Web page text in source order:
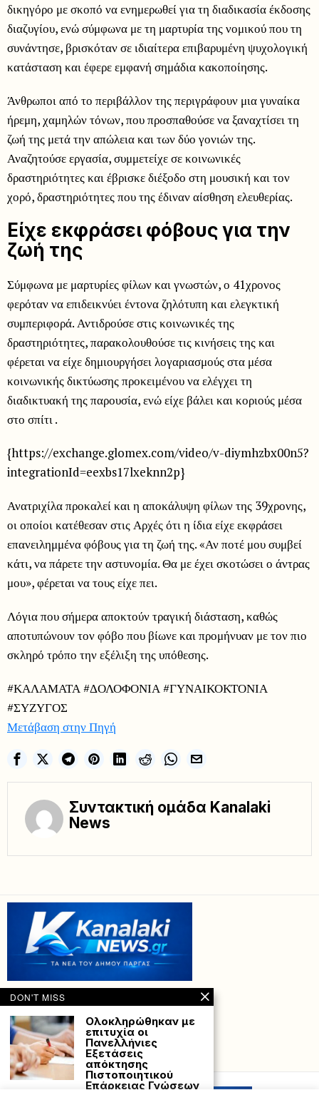
δικηγόρο με σκοπό να ενημερωθεί για τη διαδικασία έκδοσης
διαζυγίου, ενώ σύμφωνα με τη μαρτυρία της νομικού που τη
συνάντησε, βρισκόταν σε ιδιαίτερα επιβαρυμένη ψυχολογική
κατάσταση και έφερε εμφανή σημάδια κακοποίησης.
Άνθρωποι από το περιβάλλον της περιγράφουν μια γυναίκα
ήρεμη, χαμηλών τόνων, που προσπαθούσε να ξαναχτίσει τη
ζωή της μετά την απώλεια και των δύο γονιών της.
Αναζητούσε εργασία, συμμετείχε σε κοινωνικές
δραστηριότητες και έβρισκε διέξοδο στη μουσική και τον
χορό, δραστηριότητες που της έδιναν αίσθηση ελευθερίας.
Είχε εκφράσει φόβους για την
ζωή της
Σύμφωνα με μαρτυρίες φίλων και γνωστών, ο 41χρονος
φερόταν να επιδεικνύει έντονα ζηλότυπη και ελεγκτική
συμπεριφορά. Αντιδρούσε στις κοινωνικές της
δραστηριότητες, παρακολουθούσε τις κινήσεις της και
φέρεται να είχε δημιουργήσει λογαριασμούς στα μέσα
κοινωνικής δικτύωσης προκειμένου να ελέγχει τη
διαδικτυακή της παρουσία, ενώ είχε βάλει και κοριούς μέσα
στο σπίτι .
{https://exchange.glomex.com/video/v-diymhzbx00n5?
integrationId=eexbs17lxeknn2p}
Ανατριχίλα προκαλεί και η αποκάλυψη φίλων της 39χρονης,
οι οποίοι κατέθεσαν στις Αρχές ότι η ίδια είχε εκφράσει
επανειλημμένα φόβους για τη ζωή της. «Αν ποτέ μου συμβεί
κάτι, να πάρετε την αστυνομία. Θα με έχει σκοτώσει ο άντρας
μου», φέρεται να τους είχε πει.
Λόγια που σήμερα αποκτούν τραγική διάσταση, καθώς
αποτυπώνουν τον φόβο που βίωνε και προμήνυαν με τον πιο
σκληρό τρόπο την εξέλιξη της υπόθεσης.
#ΚΑΛΑΜΑΤΑ #ΔΟΛΟΦΟΝΙΑ #ΓΥΝΑΙΚΟΚΤΟΝΙΑ
#ΣΥΖΥΓΟΣ
Μετάβαση στην Πηγή
Συντακτική ομάδα Kanalaki
News
Powered with by Hostville”)
DON'T MISS
Ολοκληρώθηκαν με
επιτυχία οι
Πανελλήνιες
Εξετάσεις
απόκτησης
Πιστοποιητικού
Επάρκειας Γνώσεων